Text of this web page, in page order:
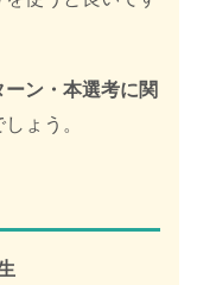
ン・本選考に関
ょう。